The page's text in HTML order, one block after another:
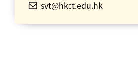
svt@hkct.edu.hk